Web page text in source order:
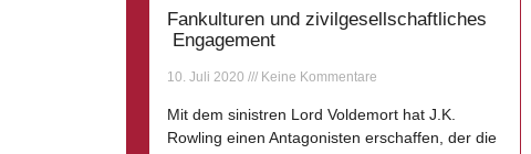
Fankulturen und zivilgesellschaftliches
Engagement
10. Juli 2020 Keine Kommentare
Mit dem sinistren Lord Voldemort hat J.K.
Rowling einen Antagonisten erschaffen, der die